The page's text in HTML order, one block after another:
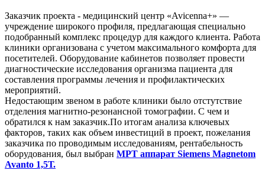
Заказчик проекта - медицинский центр «Avicenna+» —
учреждение широкого профиля, предлагающая специально
подобранный комплекс процедур для каждого клиента. Работа
клиники организована с учетом максимального комфорта для
посетителей. Оборудование кабинетов позволяет провести
диагностические исследования организма пациента для
составления программы лечения и профилактических
мероприятий.
Недостающим звеном в работе клиники было отстутствие
отделения магнитно-резонансной томографии. С чем и
обратился к нам заказчик.По итогам анализа ключевых
факторов, таких как объем инвестиций в проект, пожелания
заказчика по проводимым исследованиям, рентабельность
оборудования, был выбран МРТ аппарат Siemens Magnetom
Avanto 1,5Т.